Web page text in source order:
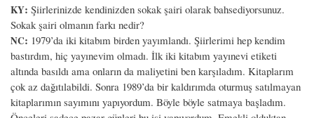
KY: Şiirlerinizde kendinizden sokak şairi olarak bahsediyorsunuz.
Sokak şairi olmanın farkı nedir?
NC: 1979’da iki kitabım birden yayımlandı. Şiirlerimi hep kendim
bastırdım, hiç yayınevim olmadı. İlk iki kitabım yayınevi etiketi
altında basıldı ama onların da maliyetini ben karşıladım. Kitaplarım
çok az dağıtılabildi. Sonra 1989’da bir kaldırımda oturmuş satılmayan
kitaplarımın sayımını yapıyordum. Böyle böyle satmaya başladım.